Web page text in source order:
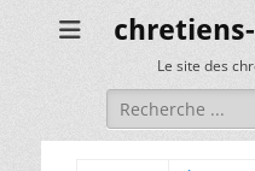
Le site des
Rechercher :